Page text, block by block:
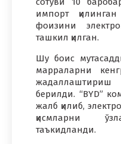
импорт
фоизини
ташкил қилган.
Шу боис
марраларни
берилди. “BYD”
жалб қилиб,
қисмларни
таъкидланди.